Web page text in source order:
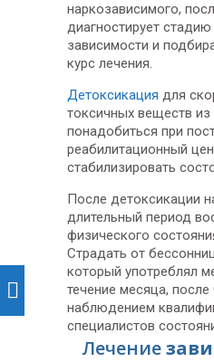
наркозависимого,
диагностирует
зависимости и
курс лечения.
Детоксикация для
токсичных веществ
понадобиться при
реабилитационный
стабилизировать
После детоксикации
длительный период
физического
Страдать от
который употреблял
течение месяца, после
наблюдением
специалистов
Лечение